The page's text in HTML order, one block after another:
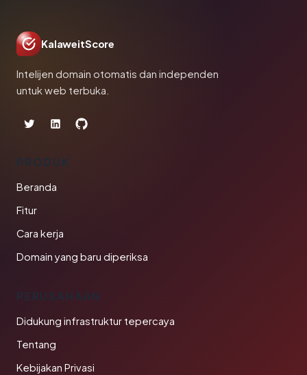
KalaweitScore
Intelijen domain otomatis dan independen
untuk web terbuka.
PRODUK
Beranda
Fitur
Cara kerja
Domain yang baru diperiksa
PERUSAHAAN
Didukung infrastruktur tepercaya
Tentang
Kebijakan Privasi